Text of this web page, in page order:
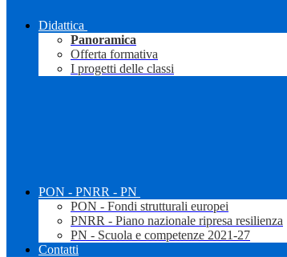
Didattica
Panoramica
Offerta formativa
I progetti delle classi
PON - PNRR - PN
PON - Fondi strutturali europei
PNRR - Piano nazionale ripresa resilienza
PN - Scuola e competenze 2021-27
Contatti